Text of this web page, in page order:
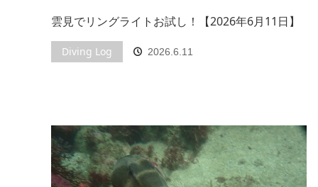
雲見でリングライトお試し！【2026年6月11日】
Diving Log 2026.6.11